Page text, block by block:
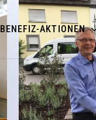
BENEFIZ-AKTIONEN